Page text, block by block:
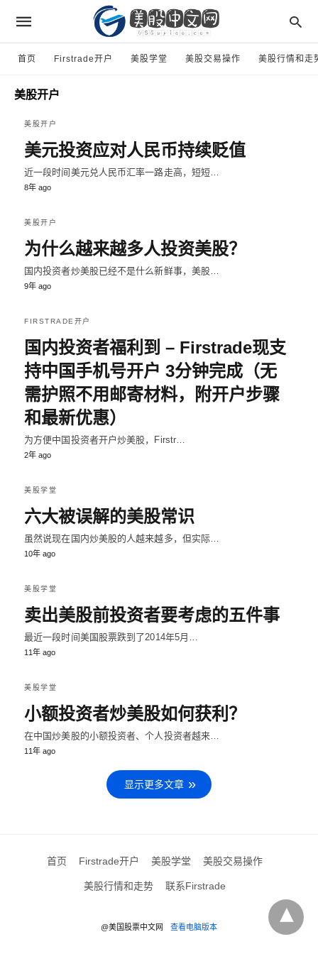
首页 Firstrade开户 美股学堂 美股交易操作 美股行情和走
美股开户
美股开户
美元投资应对人民币持续贬值
近一段时间美元兑人民币汇率一路走高，短短…
8年 ago
美股开户
为什么越来越多人投资美股？
国内投资者炒美股已经不是什么新鲜事，美股…
9年 ago
FIRSTRADE开户
国内投资者福利到 – Firstrade现支
持中国手机号开户 3分钟完成（无
需护照不用邮寄材料，附开户步骤
和最新优惠）
为方便中国投资者开户炒美股，Firstr…
2年 ago
美股学堂
六大被误解的美股常识
虽然说现在国内炒美股的人越来越多，但实际…
10年 ago
美股学堂
卖出美股前投资者要考虑的五件事
最近一段时间美国股票跌到了2014年5月…
11年 ago
美股学堂
小额投资者炒美股如何获利？
在中国炒美股的小额投资者、个人投资者越来…
11年 ago
显示更多文章
首页 Firstrade开户 美股学堂 美股交易操作
美股行情和走势 联系Firstrade
@美国股票中文网 查看电脑版本